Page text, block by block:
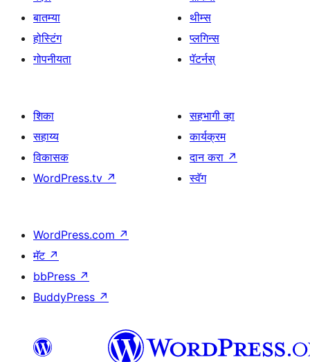
बातम्या
होस्टिंग
गोपनीयता
थीम्स
प्लगिन्स
पॅटर्नस्
शिका
सहाय्य
विकासक
WordPress.tv ↗
सहभागी व्हा
कार्यक्रम
दान करा ↗
स्वॅग
WordPress.com ↗
मॅट ↗
bbPress ↗
BuddyPress ↗